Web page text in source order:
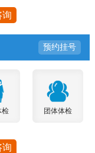
询
预约挂号
检 团体体检
询